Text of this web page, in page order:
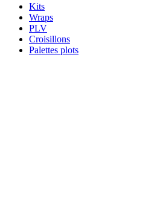
Kits
Wraps
PLV
Croisillons
Palettes plots